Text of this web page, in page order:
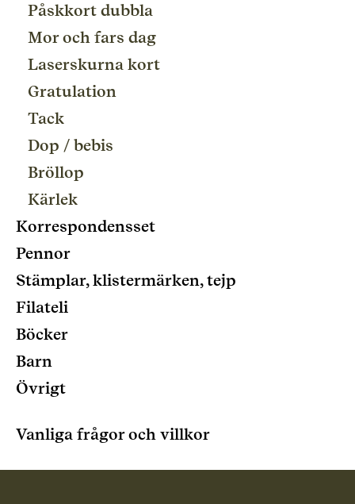
Påskkort dubbla
Mor och fars dag
Laserskurna kort
Gratulation
Tack
Dop / bebis
Bröllop
Kärlek
Korrespondensset
Pennor
Stämplar, klistermärken, tejp
Filateli
Böcker
Barn
Övrigt
Vanliga frågor och villkor